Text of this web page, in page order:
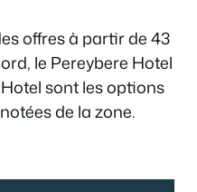
offres à partir de 43
le Pereybere Hotel
sont les options
de la zone.